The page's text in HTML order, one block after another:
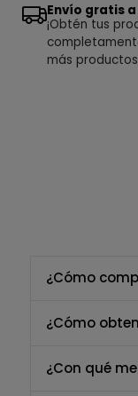
Envío gratis
¡Obtén tus
más
¿Cómo
¿Cómo
¿Con qué